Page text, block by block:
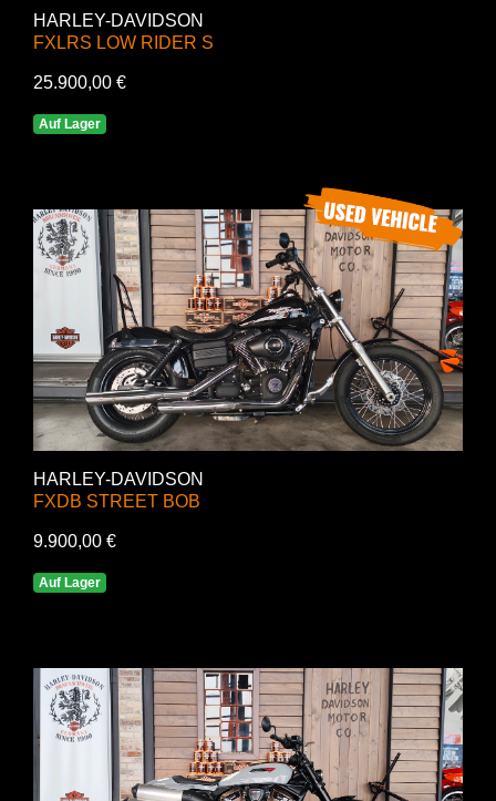
HARLEY-DAVIDSON
FXLRS LOW RIDER S
25.900,00 €
Auf Lager
HARLEY-DAVIDSON
FXDB STREET BOB
9.900,00 €
Auf Lager